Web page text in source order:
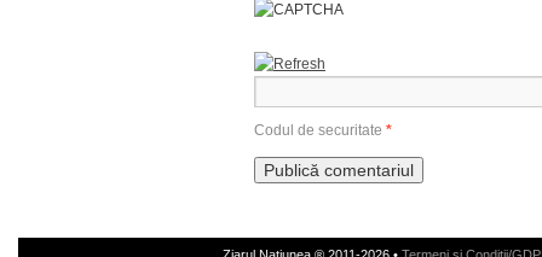
Codul de securitate *